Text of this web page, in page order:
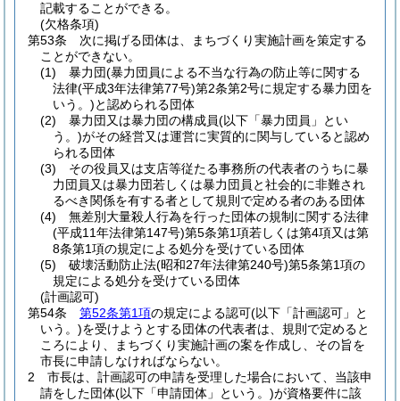
記載することができる。
(欠格条項)
第53条
次に掲げる団体は、まちづくり実施計画を策定する
ことができない。
(1)
暴力団(暴力団員による不当な行為の防止等に関する
法律(平成3年法律第77号)第2条第2号に規定する暴力団を
いう。)と認められる団体
(2)
暴力団又は暴力団の構成員(以下「暴力団員」とい
う。)がその経営又は運営に実質的に関与していると認め
られる団体
(3)
その役員又は支店等従たる事務所の代表者のうちに暴
力団員又は暴力団若しくは暴力団員と社会的に非難され
るべき関係を有する者として規則で定める者のある団体
(4)
無差別大量殺人行為を行った団体の規制に関する法律
(平成11年法律第147号)第5条第1項若しくは第4項又は第
8条第1項の規定による処分を受けている団体
(5)
破壊活動防止法(昭和27年法律第240号)第5条第1項の
規定による処分を受けている団体
(計画認可)
第54条
第52条第1項の規定による認可(以下「計画認可」と
いう。)を受けようとする団体の代表者は、規則で定めると
ころにより、まちづくり実施計画の案を作成し、その旨を
市長に申請しなければならない。
2
市長は、計画認可の申請を受理した場合において、当該申
請をした団体(以下「申請団体」という。)が資格要件に該